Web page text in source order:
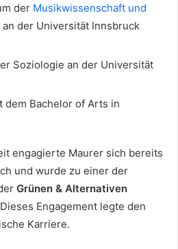
der Musikwissenschaft und
an der Universität Innsbruck
Soziologie an der Universität
dem Bachelor of Arts in
engagierte Maurer sich bereits
und wurde zu einer der
Grünen & Alternativen
Engagement legte den
Karriere.